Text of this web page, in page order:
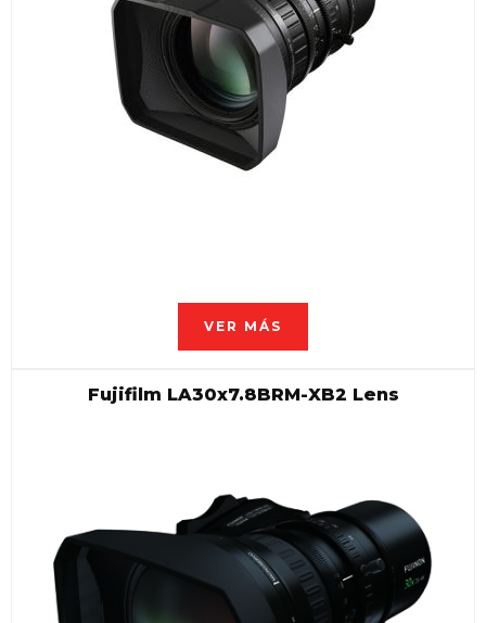
VER MÁS
Fujifilm LA30x7.8BRM-XB2 Lens